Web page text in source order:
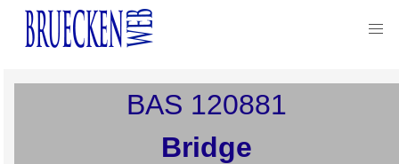
BAS 120881
Bridge